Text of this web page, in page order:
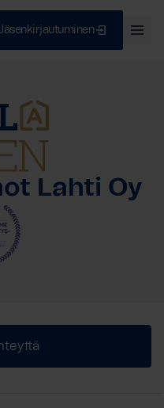
Lahti Oy